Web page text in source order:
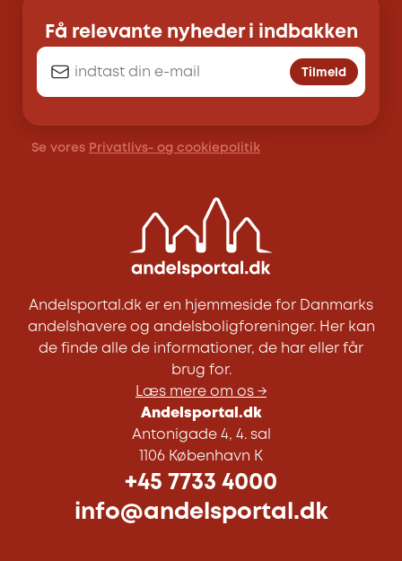
Få relevante nyheder i indbakken
Tilmeld
Se vores Privatlivs- og cookiepolitik
Andelsportal.dk er en hjemmeside for Danmarks
andelshavere og andelsboligforeninger. Her kan
de finde alle de informationer, de har eller får
brug for.
Læs mere om os →
Andelsportal.dk
Antonigade 4, 4. sal
1106 København K
+45 7733 4000
info@andelsportal.dk